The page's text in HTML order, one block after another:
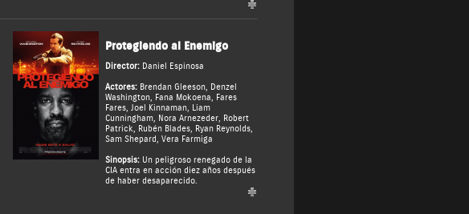
Protegiendo al Enemigo
Director: Daniel Espinosa
Actores: Brendan Gleeson, Denzel
Washington, Fana Mokoena, Fares
Fares, Joel Kinnaman, Liam
Cunningham, Nora Arnezeder, Robert
Patrick, Rubén Blades, Ryan Reynolds,
Sam Shepard, Vera Farmiga
Sinopsis:Un peligroso renegado de la
CIA entra en acción diez años después
de haber desaparecido.